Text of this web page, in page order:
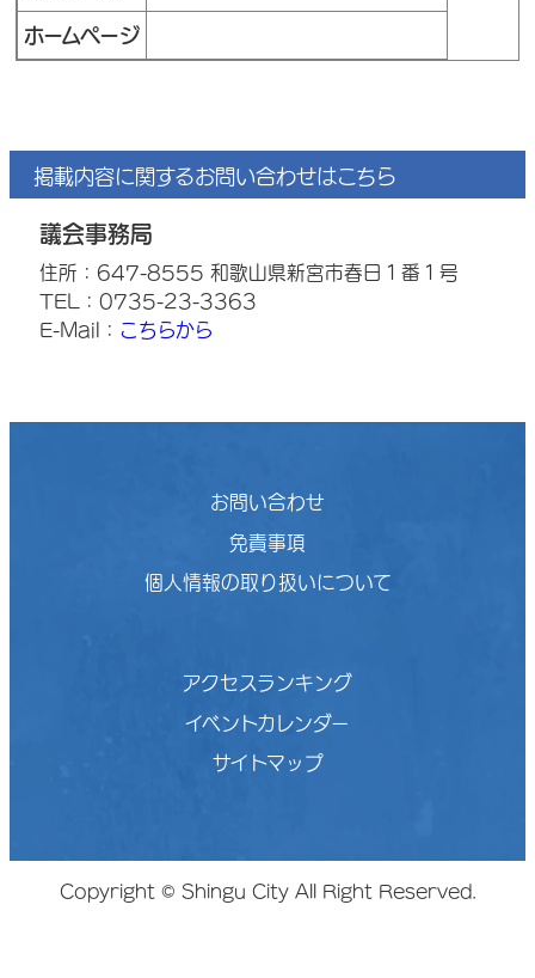
ホームページ
掲載内容に関するお問い合わせはこちら
議会事務局
住所：647-8555 和歌山県新宮市春日１番１号
TEL：0735-23-3363
E-Mail： こちらから
お問い合わせ
免責事項
個人情報の取り扱いについて
アクセスランキング
イベントカレンダー
サイトマップ
Copyright © Shingu City All Right Reserved.